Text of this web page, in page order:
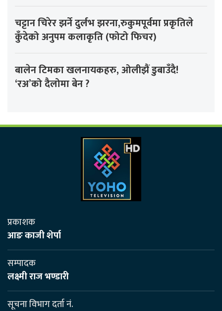
चट्टान चिरेर झर्ने दुर्लभ झरना,रुकुमपूर्वमा प्रकृतिले
कुँदेको अनुपम कलाकृति (फोटो फिचर)
बालेन टिमका खलनायकहरु, ओलीझैं डुबाउँदै!
‘रअ’को दैलोमा बेन ?
प्रकाशक
आङ काजी शेर्पा
सम्पादक
लक्ष्मी राज भण्डारी
सूचना विभाग दर्ता नं.